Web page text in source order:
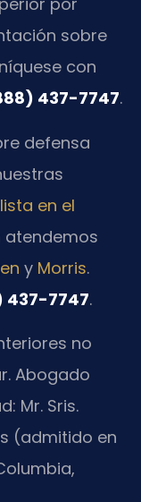
sobre
con
437-7747.
defensa
en el
atendemos
y Morris.
437-7747.
no
Abogado
Mr. Sris.
(admitido en